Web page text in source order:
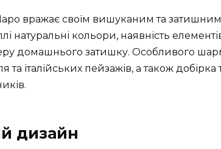
Napo вражає своїм вишуканим та
натуральні кольори, наявність
домашнього затишку. Особливого
італійських пейзажів, а також добірка
дизайн